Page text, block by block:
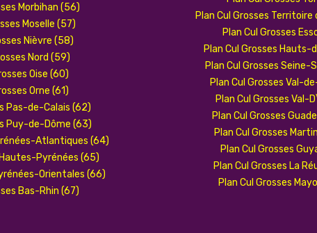
Morbihan (56)
Moselle (57)
Nièvre (58)
Nord (59)
Oise (60)
Orne (61)
Pas-de-Calais (62)
Puy-de-Dôme (63)
Atlantiques (64)
Pyrénées (65)
Orientales (66)
Bas-Rhin (67)
Plan Cul Grosses
Plan Cul Grosses
Plan Cul Grosses Hauts-
Plan Cul Grosses Seine-
Plan Cul Grosses Val-
Plan Cul Grosses Val-
Plan Cul Grosses
Plan Cul Grosses
Plan Cul Grosses
Plan Cul Grosses La
Plan Cul Grosses